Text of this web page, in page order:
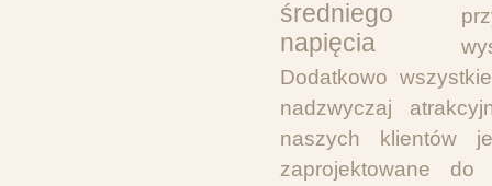
Dodatkowo
nadzwyczaj
naszych klientów
zaprojektowane do